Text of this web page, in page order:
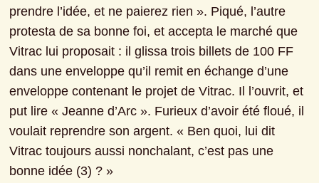
prendre l’idée, et ne paierez rien ». Piqué, l’autre
protesta de sa bonne foi, et accepta le marché que
Vitrac lui proposait : il glissa trois billets de 100 FF
dans une enveloppe qu’il remit en échange d’une
enveloppe contenant le projet de Vitrac. Il l’ouvrit, et
put lire « Jeanne d’Arc ». Furieux d’avoir été floué, il
voulait reprendre son argent. « Ben quoi, lui dit
Vitrac toujours aussi nonchalant, c’est pas une
bonne idée (3) ? »